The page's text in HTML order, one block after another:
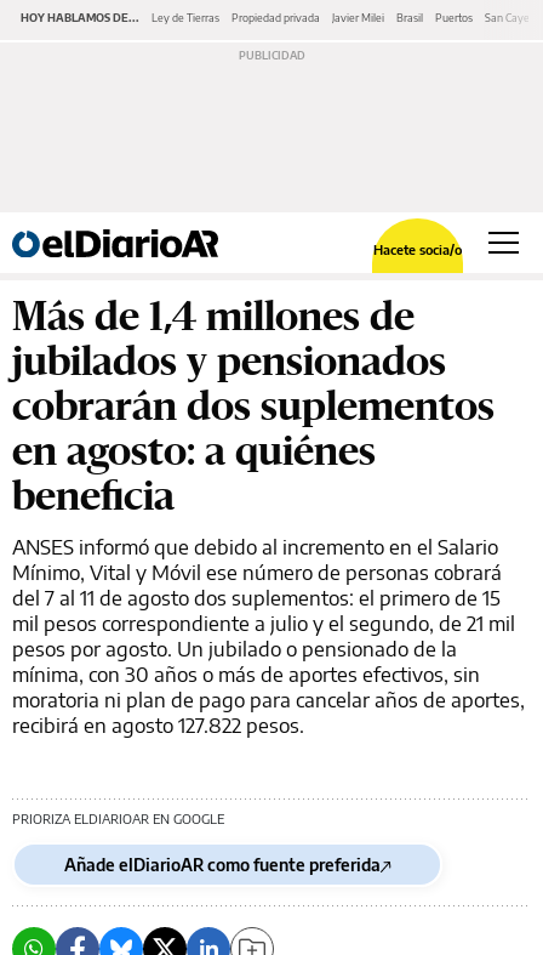
HOY HABLAMOS DE... Ley de Tierras Propiedad privada Javier Milei Brasil Puertos San
Hacete socia/o
Más de 1,4 millones de
jubilados y pensionados
cobrarán dos suplementos
en agosto: a quiénes
beneficia
ANSES informó que debido al incremento en el Salario
Mínimo, Vital y Móvil ese número de personas cobrará
del 7 al 11 de agosto dos suplementos: el primero de 15
mil pesos correspondiente a julio y el segundo, de 21 mil
pesos por agosto. Un jubilado o pensionado de la
mínima, con 30 años o más de aportes efectivos, sin
moratoria ni plan de pago para cancelar años de aportes,
recibirá en agosto 127.822 pesos.
PRIORIZA ELDIARIOAR EN GOOGLE
Añade elDiarioAR como fuente preferida